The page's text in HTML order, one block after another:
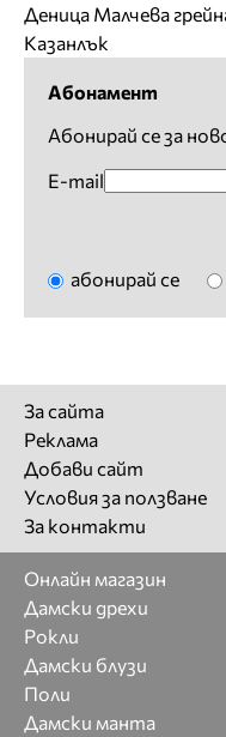
Деница Малчева
Казанлък
Абонамент
Абонирай се за
E-mail
абонирай се
За сайта
Реклама
Добави сайт
Условия за ползване
За контакти
Онлайн магазин
Дамски дрехи
Рокли
Дамски блузи
Поли
Дамски манта